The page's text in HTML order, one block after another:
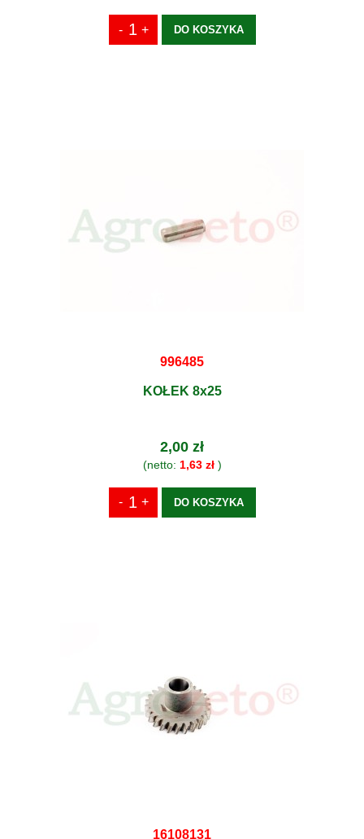
DO KOSZYKA
996485
KOŁEK 8x25
2,00 zł
(netto: 1,63 zł)
DO KOSZYKA
16108131